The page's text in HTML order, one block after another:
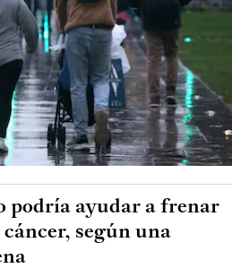
podría ayudar a frenar
según una